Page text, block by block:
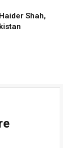
Shah,